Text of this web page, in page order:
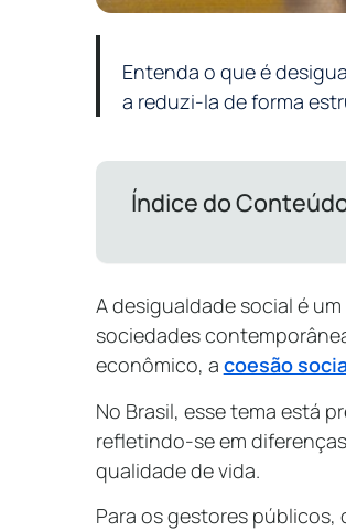
Entenda o que é
a reduzi-la de forma
Índice do
A desigualdade social é
sociedades
econômico, a coesão
No Brasil, esse tema está
refletindo-se em
qualidade de vida.
Para os gestores